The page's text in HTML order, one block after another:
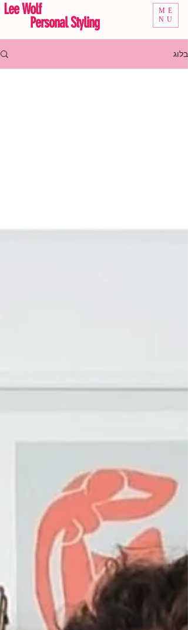
Lee Wolf
Personal Styling
ME
NU
בלוג